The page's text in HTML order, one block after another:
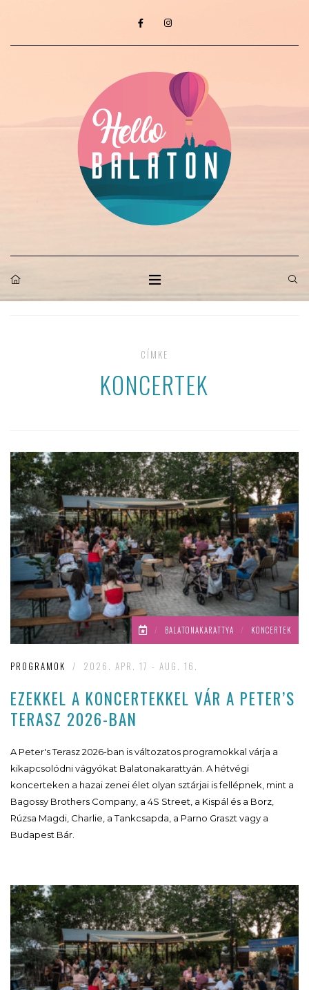
CÍMKE
KONCERTEK
/ BALATONAKARATTYA / KONCERTEK
PROGRAMOK / 2026. APR. 17 - AUG. 16.
EZEKKEL A KONCERTEKKEL VÁR A PETER’S
TERASZ 2026-BAN
A Peter's Terasz 2026-ban is változatos programokkal várja a
kikapcsolódni vágyókat Balatonakarattyán. A hétvégi
koncerteken a hazai zenei élet olyan sztárjai is fellépnek, mint a
Bagossy Brothers Company, a 4S Street, a Kispál és a Borz,
Rúzsa Magdi, Charlie, a Tankcsapda, a Parno Graszt vagy a
Budapest Bár.